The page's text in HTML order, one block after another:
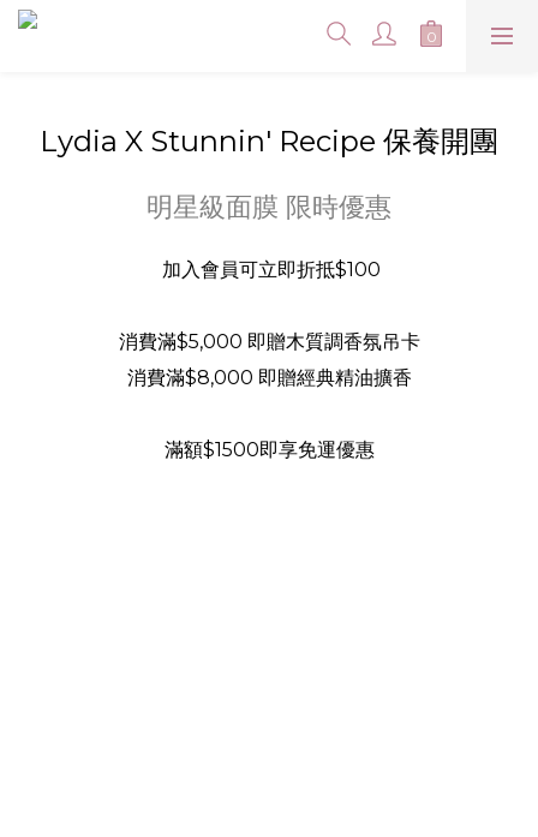
Lydia X Stunnin' Recipe 保養開團
明星級面膜 限時優惠
加入會員可立即折抵$100
消費滿$5,000 即贈木質調香氛吊卡
消費滿$8,000 即贈經典精油擴香
滿額$1500即享免運優惠